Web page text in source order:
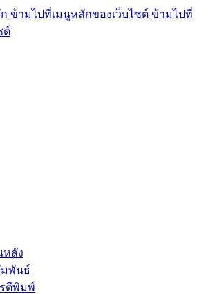
ข้ามไปที่เมนูหลักของเว็บไซต์ ข้ามไปที่
ต์
หลัง
พันธ์
ตีพิมพ์